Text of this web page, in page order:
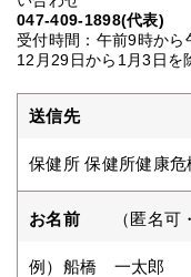
047-409-1898(代表)
受付時間：午前9時から
12月29日から1月3日を
送信先
保健所 保健所健康
お名前 （匿名可
例）船橋 一太郎